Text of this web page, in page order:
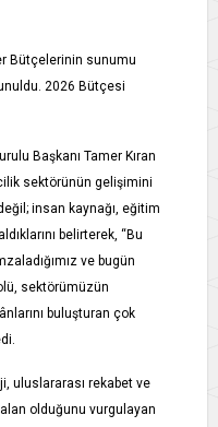
Bütçelerinin sunumu
2026 Bütçesi
Başkanı Tamer Kıran
sektörünün gelişimini
insan kaynağı, eğitim
belirterek, “Bu
ve bugün
sektörümüzün
buluşturan çok
uluslararası rekabet ve
olduğunu vurgulayan